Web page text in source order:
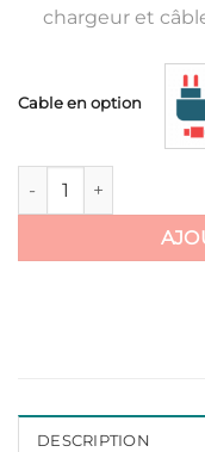
chargeur et
Cable en option
quantité de Chargeur
DESCRIPTION